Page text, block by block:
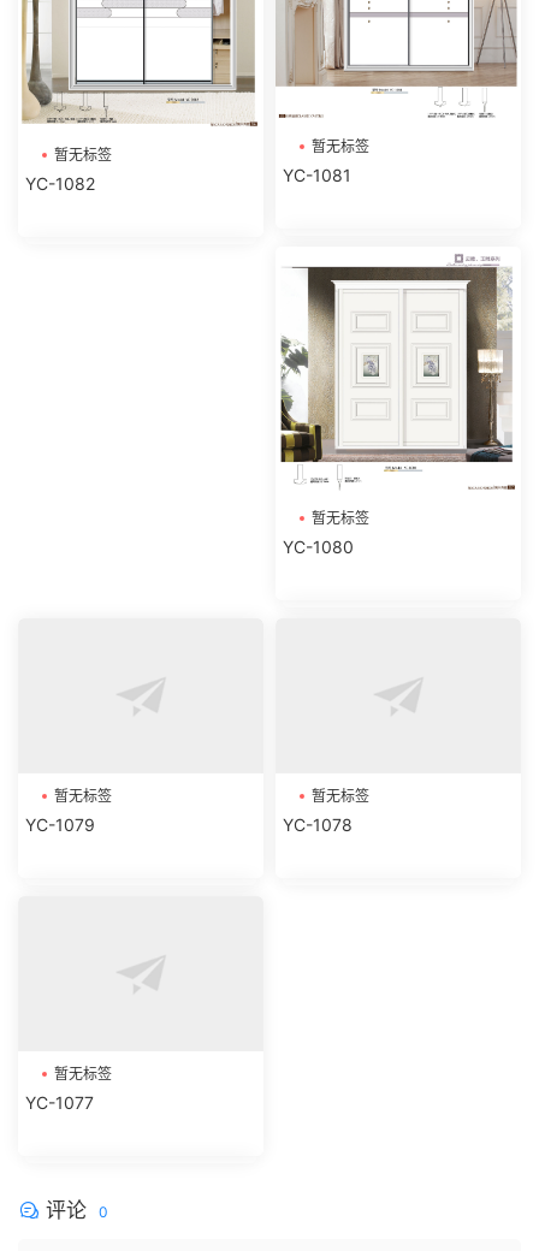
暂无标签
YC-1082
暂无标签
YC-1081
暂无标签
YC-1080
暂无标签
YC-1079
暂无标签
YC-1078
暂无标签
YC-1077
评论 0